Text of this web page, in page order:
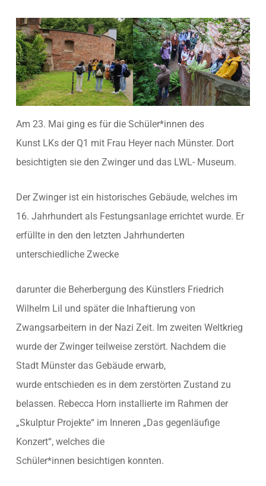
Am 23. Mai ging es für die Schüler*innen des
Kunst LKs der Q1 mit Frau Heyer nach Münster. Dort
besichtigten sie den Zwinger und das LWL- Museum.
Der Zwinger ist ein historisches Gebäude, welches im
16. Jahrhundert als Festungsanlage errichtet wurde. Er
erfüllte in den den letzten Jahrhunderten
unterschiedliche Zwecke
darunter die Beherbergung des Künstlers Friedrich
Wilhelm Lil und später die Inhaftierung von
Zwangsarbeitern in der Nazi Zeit. Im zweiten Weltkrieg
wurde der Zwinger teilweise zerstört. Nachdem die
Stadt Münster das Gebäude erwarb,
wurde entschieden es in dem zerstörten Zustand zu
belassen. Rebecca Horn installierte im Rahmen der
„Skulptur Projekte“ im Inneren „Das gegenläufige
Konzert“, welches die
Schüler*innen besichtigen konnten.